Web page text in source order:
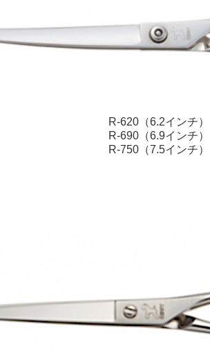
R-620（6.2インチ）
R-690（6.9インチ）
R-750（7.5インチ）